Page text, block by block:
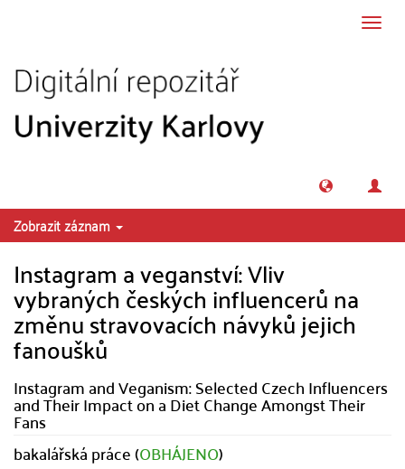
Zobrazit záznam
Instagram a veganství: Vliv
vybraných českých influencerů na
změnu stravovacích návyků jejich
fanoušků
Instagram and Veganism: Selected Czech Influencers
and Their Impact on a Diet Change Amongst Their
Fans
bakalářská práce (OBHÁJENO)